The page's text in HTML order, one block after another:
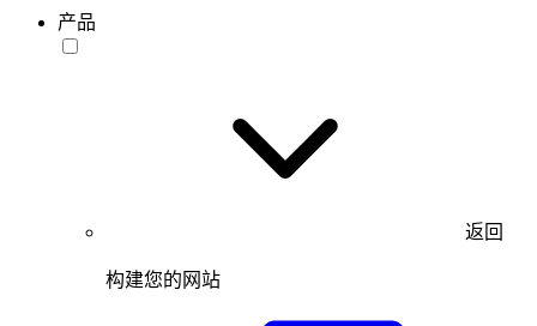
产品
返回
构建您的网站